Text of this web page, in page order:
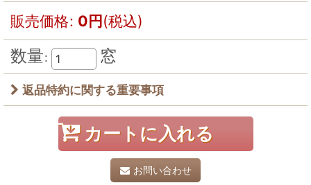
販売価格: 0円(税込)
数量: 窓
返品特約に関する重要事項
カートに入れる
お問い合わせ